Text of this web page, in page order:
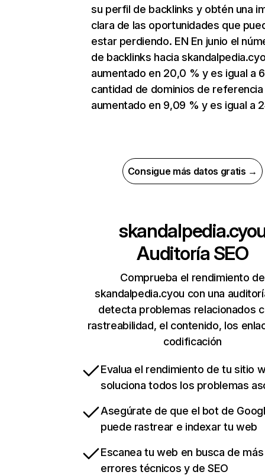
su perfil de backlinks y obtén una
clara de las oportunidades que
estar perdiendo. EN En junio el
de backlinks hacia
aumentado en 20,0 % y es igual a
cantidad de dominios de referencia
aumentado en 9,09 % y es igual a
Consigue más datos gratis →
Auditoría SEO
Comprueba el rendimiento de
skandalpedia.cyou con una
detecta problemas relacionados
rastreabilidad, el contenido, los
codificación
Evalua el rendimiento de tu sitio
soluciona todos los problemas
Asegúrate de que el bot de
puede rastrear e indexar tu web
Escanea tu web en busca de
errores técnicos y de SEO